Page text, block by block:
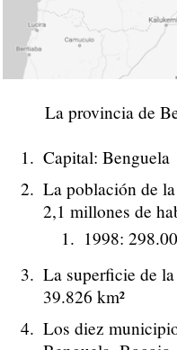
La provincia de
Capital: Benguela
La población de
2,1 millones de
1998:
La superficie de
39.826 km²
Los diez